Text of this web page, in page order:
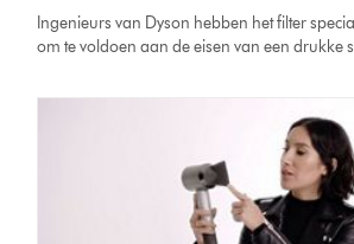
Ingenieurs van Dyson hebben het filter
om te voldoen aan de eisen van een drukke